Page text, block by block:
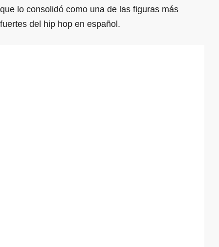
que lo consolidó como una de las figuras más
fuertes del hip hop en español.